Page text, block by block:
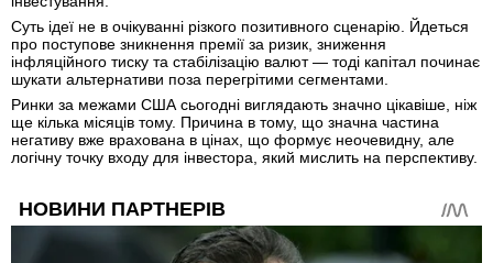
Суть ідеї не в очікуванні різкого позитивного сценарію. Йдеться
про поступове зникнення премії за ризик, зниження
інфляційного тиску та стабілізацію валют — тоді капітал починає
шукати альтернативи поза перегрітими сегментами.
Ринки за межами США сьогодні виглядають значно цікавіше, ніж
ще кілька місяців тому. Причина в тому, що значна частина
негативу вже врахована в цінах, що формує неочевидну, але
логічну точку входу для інвестора, який мислить на перспективу.